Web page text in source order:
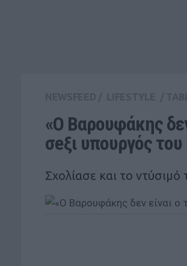
«Ο Βαρουφάκης
σeξι υπουργός του
Σχολίασε και το ντύσιμό